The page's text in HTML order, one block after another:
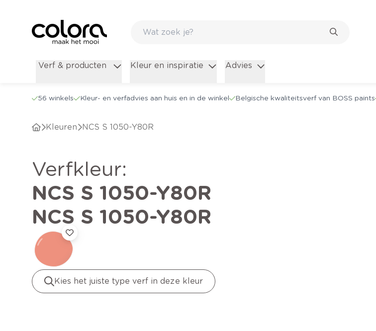
Verf & producten Kleur en inspiratie Advies
56 winkels Kleur- en verfadvies aan huis en in de winkel Belgische kwaliteitsverf van BOSS paints
Kleuren NCS S 1050-Y80R
verfkleur:
NCS S 1050-Y80R
NCS S 1050-Y80R
Kies het juiste type verf in deze kleur